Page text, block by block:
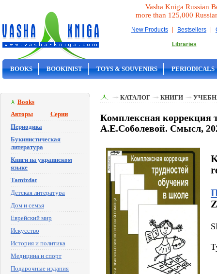
Vasha Kniga Russian
more than 125,000
New Products | Bestsellers |
Libraries
BOOKS BOOKINIST TOYS & SOUVENIRS PERIODICALS
Books
Авторы
Серии
Периодика
Букинистическая
литература
Книги на украинском
языке
Tamizdat
Детская литература
Дом и семья
Еврейский мир
Искусство
История и политика
Медицина и спорт
Подарочные издания
КАТАЛОГ КНИГИ
Комплексная коррекция
А.Е.Соболевой. Смысл,